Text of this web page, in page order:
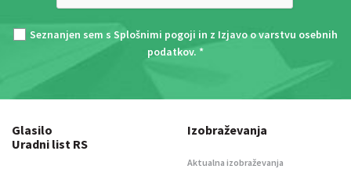
Seznanjen sem s Splošnimi pogoji in z Izjavo o varstvu osebnih
podatkov. *
Glasilo
Uradni list RS
Izobraževanja
Aktualna izobraževanja